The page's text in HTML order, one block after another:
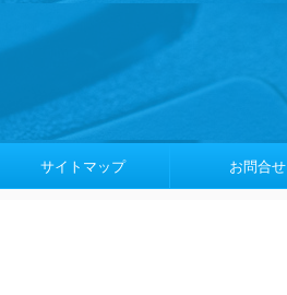
サイトマップ お問合せ